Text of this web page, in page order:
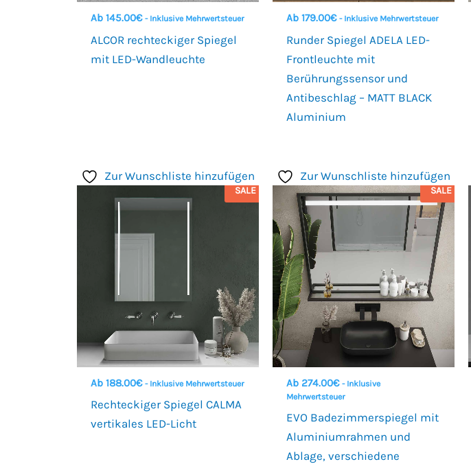
Ab 145.00€ - Inklusive Mehrwertsteuer
ALCOR rechteckiger Spiegel
mit LED-Wandleuchte
Ab 179.00€ - Inklusive Mehrwertsteuer
Runder Spiegel ADELA LED-
Frontleuchte mit
Berührungssensor und
Antibeschlag – MATT BLACK
Aluminium
Zur Wunschliste hinzufügen
SALE
Ab 188.00€ - Inklusive Mehrwertsteuer
Rechteckiger Spiegel CALMA
vertikales LED-Licht
Zur Wunschliste hinzufügen
SALE
Ab 274.00€ - Inklusive
Mehrwertsteuer
EVO Badezimmerspiegel mit
Aluminiumrahmen und
Ablage, verschiedene